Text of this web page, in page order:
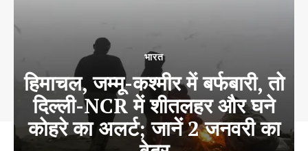
भारत
हिमाचल, जम्मू-कश्मीर में बर्फबारी, तो
दिल्ली-NCR में शीतलहर और घने
कोहरे का अलर्ट; जानें 2 जनवरी का